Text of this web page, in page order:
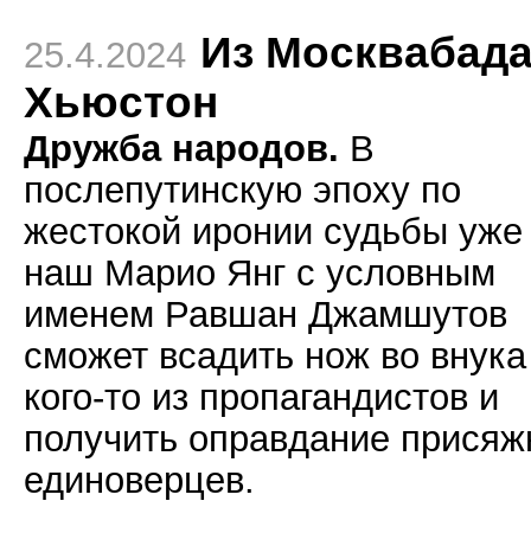
25.4.2024 Из
Хьюстон
Дружба народов. В
послепутинскую эпоху по
жестокой иронии судьбы уже
наш Марио Янг с условным
именем Равшан Джамшутов
сможет всадить нож во внука
кого-то из пропагандистов и
получить оправдание
единоверцев.